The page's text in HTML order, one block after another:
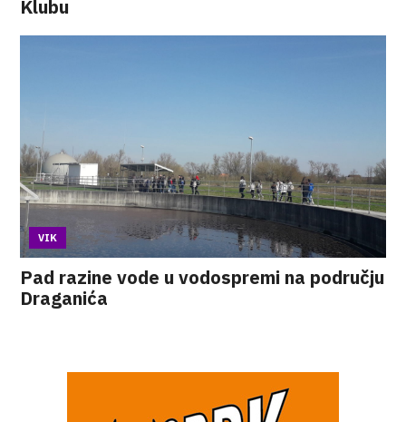
Klubu
VIK
Pad razine vode u vodospremi na području
Draganića